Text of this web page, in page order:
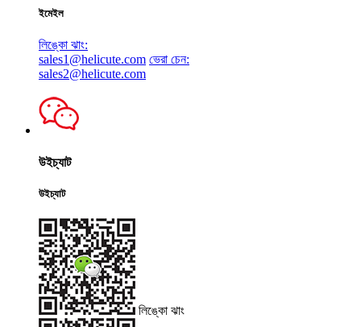
ইমেইল
লিঙ্কো ঝাং:
sales1@helicute.com ভেরা চেন:
sales2@helicute.com
উইচ্যাট
উইচ্যাট
লিঙ্কো ঝাং